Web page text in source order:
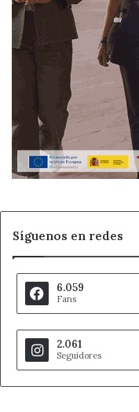
Síguenos en redes
6.059
Fans
2.061
Seguidores